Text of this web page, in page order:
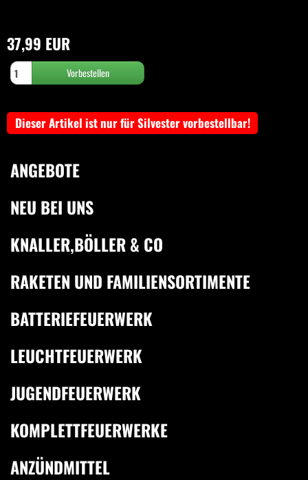
37,99 EUR
Dieser Artikel ist nur für Silvester vorbestellbar!
ANGEBOTE
NEU BEI UNS
KNALLER,BÖLLER & CO
RAKETEN UND FAMILIENSORTIMENTE
BATTERIEFEUERWERK
LEUCHTFEUERWERK
JUGENDFEUERWERK
KOMPLETTFEUERWERKE
ANZÜNDMITTEL